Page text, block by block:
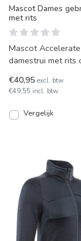
Mascot Dames
met rits
Mascot
damestrui met rits
winddichte
€40,95 excl. btw
€49,55 incl. btw
Vergelijk